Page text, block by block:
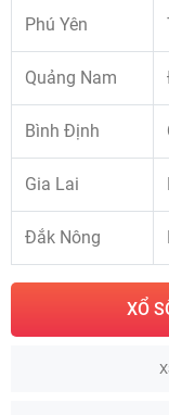
Phú Yên
Quảng Nam
Bình Định
Gia Lai
Đắk Nông
XỔ